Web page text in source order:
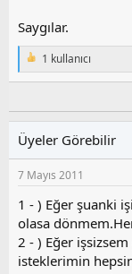
Saygılar.
T
e
i
l
e
r
1 kullanıcı
Üyeler Görebilir
7 Mayıs 2011
1 - ) Eğer şuanki
olasa
2 - ) Eğer
isteklerimin